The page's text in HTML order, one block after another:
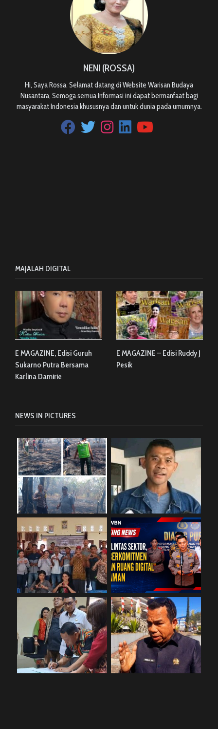
NENI (ROSSA)
Hi, Saya Rossa. Selamat datang di Website Warisan Budaya
Nusantara, Semoga semua Informasi ini dapat bermanfaat bagi
masyarakat Indonesia khususnya dan untuk dunia pada umumnya.
MAJALAH DIGITAL
E MAGAZINE, Edisi Guruh
Sukarno Putra Bersama
Karlina Damirie
E MAGAZINE – Edisi Ruddy J
Pesik
NEWS IN PICTURES